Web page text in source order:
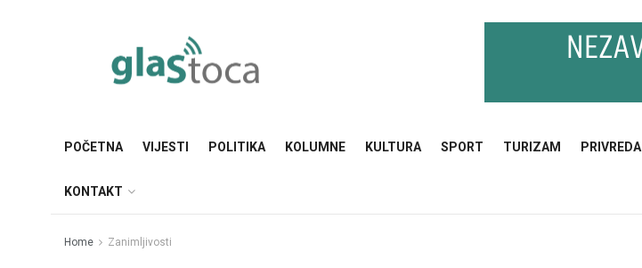
POČETNA VIJESTI POLITIKA KOLUMNE KULTURA SPORT TURIZAM PRIVREDA
KONTAKT
Home Zanimljivosti